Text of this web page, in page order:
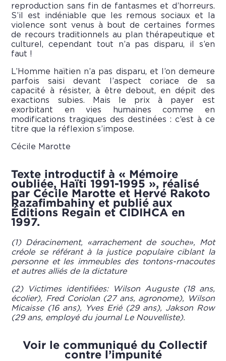
reproduction sans fin de fantasmes et d’horreurs.
S’il est indéniable que les remous sociaux et la
violence sont venus à bout de certaines formes
de recours traditionnels au plan thérapeutique et
culturel, cependant tout n’a pas disparu, il s’en
faut !
L’Homme haïtien n’a pas disparu, et l’on demeure
parfois saisi devant l’aspect coriace de sa
capacité à résister, à être debout, en dépit des
exactions subies. Mais le prix à payer est
exorbitant en vies humaines comme en
modifications tragiques des destinées : c’est à ce
titre que la réflexion s’impose.
Cécile Marotte
Texte introductif à « Mémoire
oubliée, Haïti 1991-1995 », réalisé
par Cécile Marotte et Hervé Rakoto
Razafimbahiny et publié aux
Éditions Regain et CIDIHCA en
1997.
(1) Déracinement, «arrachement de souche», Mot
créole se référant à la justice populaire ciblant la
personne et les immeubles des tontons-rnacoutes
et autres alliés de la dictature
(2) Victimes identifiées: Wilson Auguste (18 ans,
écolier), Fred Coriolan (27 ans, agronome), Wilson
Micaisse (16 ans), Yves Erié (29 ans), Jakson Row
(29 ans, employé du journal Le Nouvelliste).
Voir le communiqué du Collectif
contre l’impunité